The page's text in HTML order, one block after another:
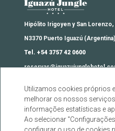
Hipólito Irigoyen y San Lorenzo,
N3370 Puerto Iguazú (Argentina)
Tel. +54 3757 42 0600
Contato
Agências
Perguntas frequentes
Utilizamos cookies próprios
melhorar os nossos
informações estatísticas e
Ao selecionar